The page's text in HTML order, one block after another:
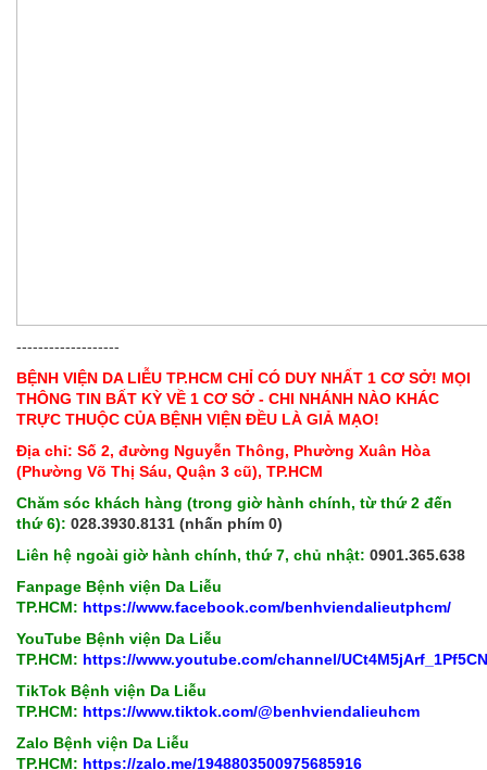
-------------------
BỆNH VIỆN DA LIỄU TP.HCM CHỈ CÓ DUY NHẤT 1 CƠ SỞ! MỌI
THÔNG TIN BẤT KỲ VỀ 1 CƠ SỞ - CHI NHÁNH NÀO KHÁC
TRỰC THUỘC CỦA BỆNH VIỆN ĐỀU LÀ GIẢ MẠO!
Địa chỉ: Số 2, đường Nguyễn Thông, Phường Xuân Hòa
(Phường Võ Thị Sáu, Quận 3 cũ), TP.HCM
Chăm sóc khách hàng (trong giờ hành chính, từ thứ 2 đến
thứ 6): 028.3930.8131 (nhấn phím 0)
Liên hệ ngoài giờ hành chính, thứ 7, chủ nhật: 0901.365.638
Fanpage Bệnh viện Da Liễu
TP.HCM: https://www.facebook.com/benhviendalieutphcm/
YouTube Bệnh viện Da Liễu
TP.HCM: https://www.youtube.com/channel/
TikTok Bệnh viện Da Liễu
TP.HCM: https://www.tiktok.com/@benhviendalieuhcm
Zalo Bệnh viện Da Liễu
TP.HCM: https://zalo.me/1948803500975685916